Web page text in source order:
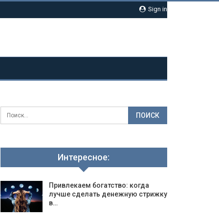
Sign in
Интересное:
Привлекаем богатство: когда
лучше сделать денежную стрижку
в…